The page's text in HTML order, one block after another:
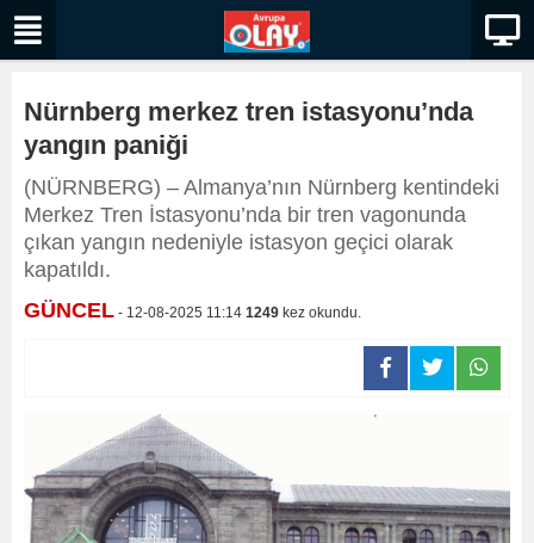
Nürnberg merkez tren istasyonu’nda
yangın paniği
(NÜRNBERG) – Almanya’nın Nürnberg kentindeki
Merkez Tren İstasyonu’nda bir tren vagonunda
çıkan yangın nedeniyle istasyon geçici olarak
kapatıldı.
GÜNCEL - 12-08-2025 11:14 1249 kez okundu.